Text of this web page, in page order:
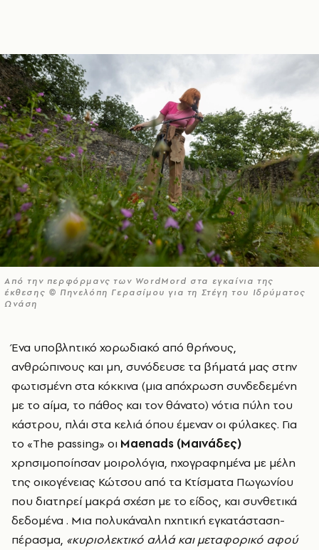
Από την περφόρμανς των WordMord στα εγκαίνια της
έκθεσης © Πηνελόπη Γερασίμου για τη Στέγη του Ιδρύματος
Ωνάση
Ένα υποβλητικό χορωδιακό από θρήνους,
ανθρώπινους και μη, συνόδευσε τα βήματά μας στην
φωτισμένη στα κόκκινα (μια απόχρωση συνδεδεμένη
με το αίμα, το πάθος και τον θάνατο) νότια πύλη του
κάστρου, πλάι στα κελιά όπου έμεναν οι φύλακες. Για
το «The passing» οι Maenads (Μαινάδες)
χρησιμοποίησαν μοιρολόγια, ηχογραφημένα με μέλη
της οικογένειας Κώτσου από τα Κτίσματα Πωγωνίου
που διατηρεί μακρά σχέση με το είδος, και συνθετικά
δεδομένα . Μια πολυκάναλη ηχητική εγκατάσταση-
πέρασμα, «κυριολεκτικό αλλά και μεταφορικό αφού